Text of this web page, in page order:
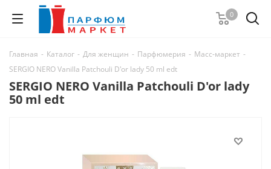
0
Главная - Каталог - Для женщин - Парфюмерия - Масс-маркет -
SERGIO NERO Vanilla Patchouli D'or lady 50 ml edt
SERGIO NERO Vanilla Patchouli D'or lady
50 ml edt